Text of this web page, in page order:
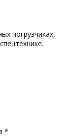
погрузчиках,
*